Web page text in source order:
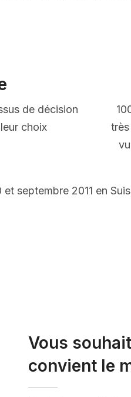
de décision
choix
septembre 2011 en
Vous
convient le